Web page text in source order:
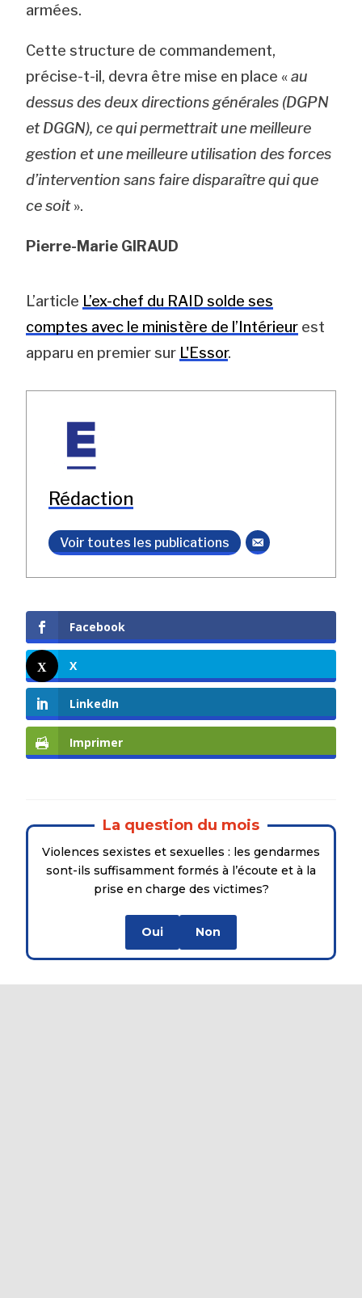
armées.
Cette structure de commandement,
précise-t-il, devra être mise en place «au
dessus des deux directions générales (DGPN
et DGGN), ce qui permettrait une meilleure
gestion et une meilleure utilisation des forces
d’intervention sans faire disparaître qui que
ce soit».
Pierre-Marie GIRAUD
L’article L’ex-chef du RAID solde ses
comptes avec le ministère de l’Intérieur est
apparu en premier sur L'Essor.
Rédaction
Voir toutes les publications
Facebook
X
LinkedIn
Imprimer
La question du mois
Violences sexistes et sexuelles : les gendarmes
sont-ils suffisamment formés à l’écoute et à la
prise en charge des victimes?
Oui Non